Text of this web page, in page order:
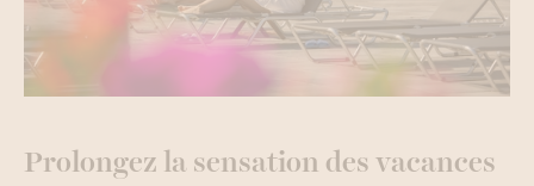
Prolongez la sensation des vacances